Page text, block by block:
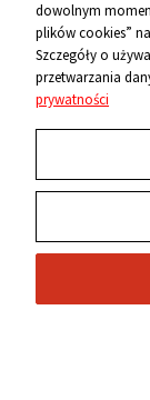
dowolnym
plików cookies”
Szczegóły o
przetwarzania
prywatności